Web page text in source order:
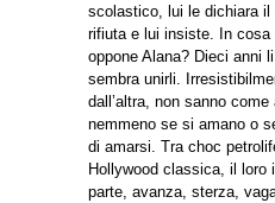
scolastico, lui le dichiara il
rifiuta e lui insiste. In cosa
oppone Alana? Dieci anni
sembra unirli.
dall’altra, non sanno
nemmeno se si amano o
di amarsi. Tra choc
Hollywood classica, il loro
parte, avanza, sterza,